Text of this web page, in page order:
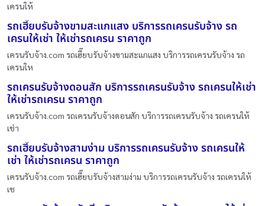
เครนให้
รถเฮี๊ยบรับจ้างขามสะแกแสง บริการรถเครนรับจ้าง รถ
เครนให้เช่า ให้เช่ารถเครน ราคาถูก
เครนรับจ้าง.com รถเฮี๊ยบรับจ้างขามสะแกแสง บริการรถเครนรับจ้าง รถ
เครนให
รถเครนรับจ้างดอนสัก บริการรถเครนรับจ้าง รถเครนให้เช่า
ให้เช่ารถเครน ราคาถูก
เครนรับจ้าง.com รถเครนรับจ้างดอนสัก บริการรถเครนรับจ้าง รถเครนให้
เช่า
รถเฮี๊ยบรับจ้างสามง่าม บริการรถเครนรับจ้าง รถเครนให้
เช่า ให้เช่ารถเครน ราคาถูก
เครนรับจ้าง.com รถเฮี๊ยบรับจ้างสามง่าม บริการรถเครนรับจ้าง รถเครนให้
เช